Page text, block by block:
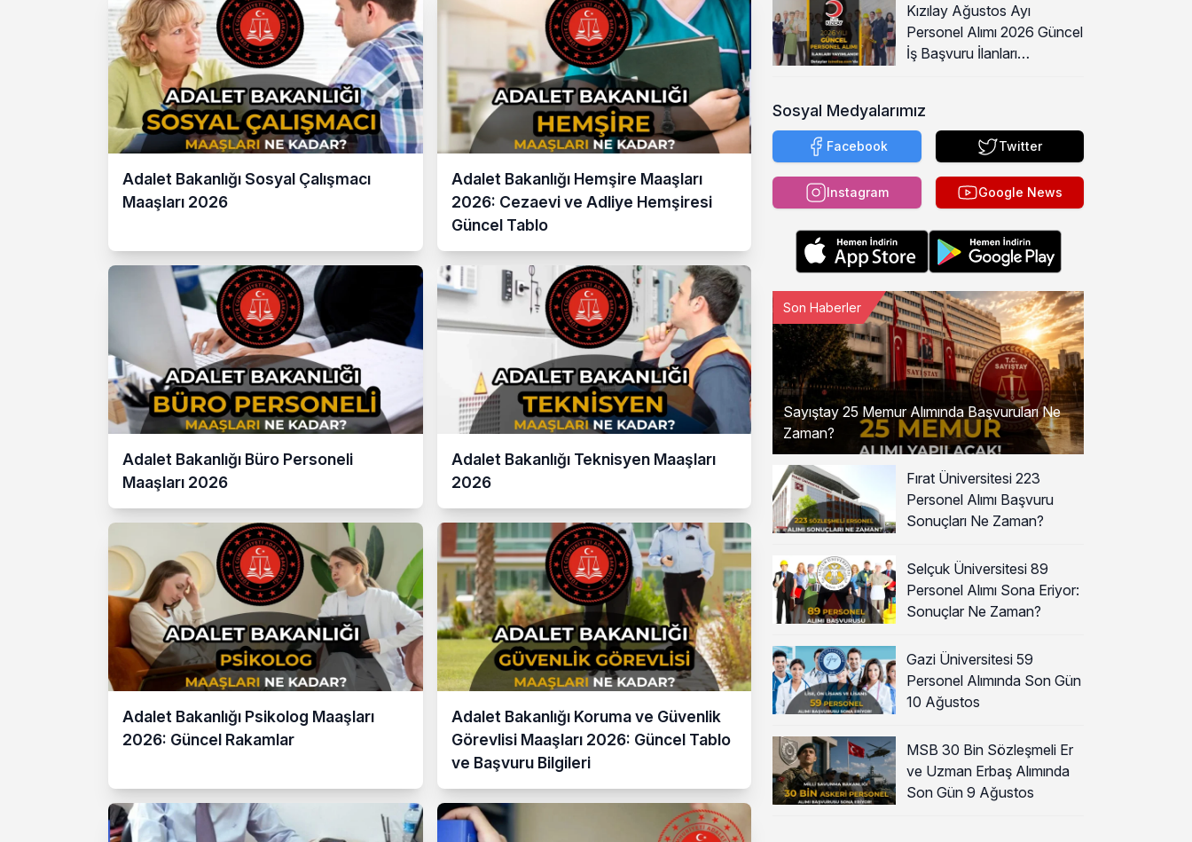
Adalet Bakanlığı Sosyal Çalışmacı
Maaşları 2026
Adalet Bakanlığı Hemşire Maaşları
2026: Cezaevi ve Adliye Hemşiresi
Güncel Tablo
Adalet Bakanlığı Büro Personeli
Maaşları 2026
Adalet Bakanlığı Teknisyen Maaşları
2026
Adalet Bakanlığı Psikolog Maaşları
2026: Güncel Rakamlar
Adalet Bakanlığı Koruma ve Güvenlik
Görevlisi Maaşları 2026: Güncel Tablo
ve Başvuru Bilgileri
Kızılay Ağustos Ayı
Personel Alımı 2026 Güncel
İş Başvuru İlanları
Sosyal Medyalarımız
Facebook Twitter
Instagram Google News
Sayıştay 25 Memur Alımında Başvuruları Ne
Zaman?
Son Haberler
Fırat Üniversitesi 223
Personel Alımı Başvuru
Sonuçları Ne Zaman?
Selçuk Üniversitesi 89
Personel Alımı Sona Eriyor:
Sonuçlar Ne Zaman?
Gazi Üniversitesi 59
Personel Alımında Son Gün
10 Ağustos
MSB 30 Bin Sözleşmeli Er
ve Uzman Erbaş Alımında
Son Gün 9 Ağustos